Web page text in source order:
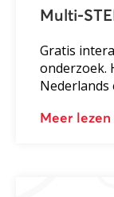
Multi-
Gratis
onderzoek.
Nederlands
Meer lezen